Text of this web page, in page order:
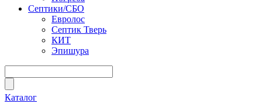
Септики/СБО
Евролос
Септик Тверь
КИТ
Эпишура
Каталог